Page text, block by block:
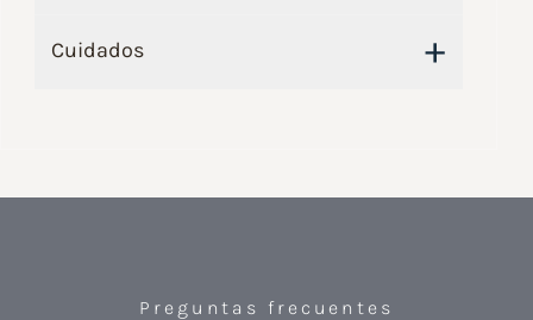
Cuidados +
Preguntas frecuentes